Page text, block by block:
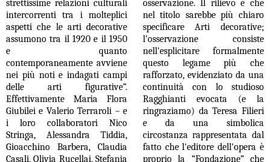
strettissime relazioni culturali
intercorrenti tra i molteplici
aspetti che le arti decorative
assumono tra il 1920 e il 1950
e quanto
contemporaneamente avviene
nei più noti e indagati campi
delle arti figurative”.
Effettivamente Maria Flora
Giubilei e Valerio Terraroli – e
i loro collaboratori Nico
Stringa, Alessandra Tiddia,
Gioacchino Barbera, Claudia
Casali, Olivia Rucellai, Stefania
osservazione. Il rilievo è che
nel titolo sarebbe più chiaro
specificare Arti decorative;
l'osservazione consiste
nell'esplicitare formalmente
questo legame più che
rafforzato, evidenziato da una
continuità con lo studioso
Ragghianti evocata (e la
ringraziamo) da Teresa Filieri
e da una simbolica
circostanza rappresentata dal
fatto che l'editore dell'opera è
proprio la “Fondazione” che